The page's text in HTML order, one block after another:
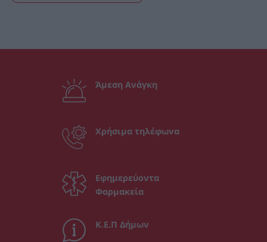
Άμεση Ανάγκη
Χρήσιμα τηλέφωνα
Εφημερεύοντα
Φαρμακεία
Κ.Ε.Π Δήμων